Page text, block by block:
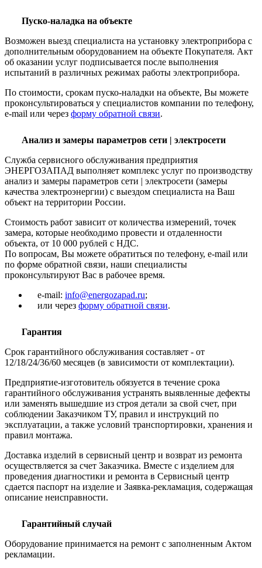
Пуско-наладка на объекте
Возможен выезд специалиста на установку электроприбора с
дополнительным оборудованием на объекте Покупателя. Акт
об оказании услуг подписывается после выполнения
испытаний в различных режимах работы электроприбора.
По стоимости, срокам пуско-наладки на объекте, Вы можете
проконсультироваться у специалистов компании по телефону,
e-mail или через форму обратной связи.
Анализ и замеры параметров сети | электросети
Служба сервисного обслуживания предприятия
ЭНЕРГОЗАПАД выполняет комплекс услуг по производству
анализ и замеры параметров сети | электросети (замеры
качества электроэнергии) с выездом специалиста на Ваш
объект на территории России.
Стоимость работ зависит от количества измерений, точек
замера, которые необходимо провести и отдаленности
объекта, от 10 000 рублей с НДС.
По вопросам, Вы можете обратиться по телефону, e-mail или
по форме обратной связи, наши специалисты
проконсультируют Вас в рабочее время.
e-mail: info@energozapad.ru;
или через форму обратной связи.
Гарантия
Срок гарантийного обслуживания составляет - от
12/18/24/36/60 месяцев (в зависимости от комплектации).
Предприятие-изготовитель обязуется в течение срока
гарантийного обслуживания устранять выявленные дефекты
или заменять вышедшие из строя детали за свой счет, при
соблюдении Заказчиком ТУ, правил и инструкций по
эксплуатации, а также условий транспортировки, хранения и
правил монтажа.
Доставка изделий в сервисный центр и возврат из ремонта
осуществляется за счет Заказчика. Вместе с изделием для
проведения диагностики и ремонта в Сервисный центр
сдается паспорт на изделие и Заявка-рекламация, содержащая
описание неисправности.
Гарантийный случай
Оборудование принимается на ремонт с заполненным Актом
рекламации.